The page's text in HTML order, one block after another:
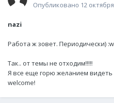
Опубликовано 12
nazi
Работа ж зовет. Периодически)
Так.. от темы не отходим!!!!!
Я все еще горю желанием видеть
welcome!